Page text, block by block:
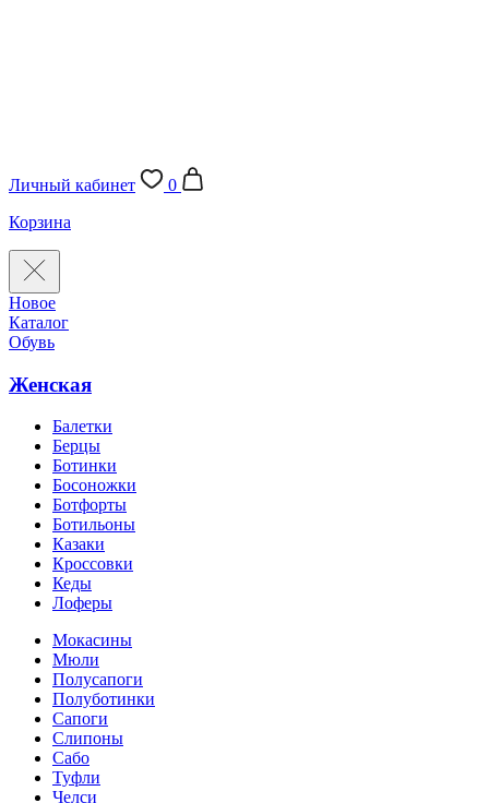
Личный кабинет
0
Корзина
Новое
Каталог
Обувь
Женская
Балетки
Берцы
Ботинки
Босоножки
Ботфорты
Ботильоны
Казаки
Кроссовки
Кеды
Лоферы
Мокасины
Мюли
Полусапоги
Полуботинки
Сапоги
Слипоны
Сабо
Туфли
Челси